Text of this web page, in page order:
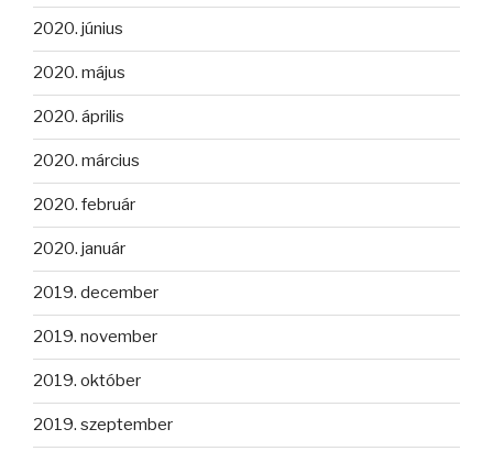
2020. június
2020. május
2020. április
2020. március
2020. február
2020. január
2019. december
2019. november
2019. október
2019. szeptember